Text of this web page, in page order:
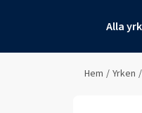
Alla
Hem / Yrken /